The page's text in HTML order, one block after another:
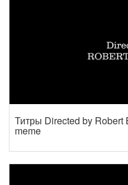
Титры Directed by Robert
meme